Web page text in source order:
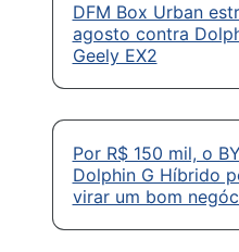
DFM Box Urban
agosto contra
Geely EX2
Por R$ 150 mil, o
Dolphin G Híbrido
virar um bom